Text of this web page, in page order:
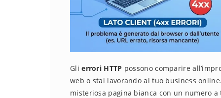
Glierrori HTTP possono comparire
web o stai lavorando al tuo business
misteriosa pagina bianca con un numero